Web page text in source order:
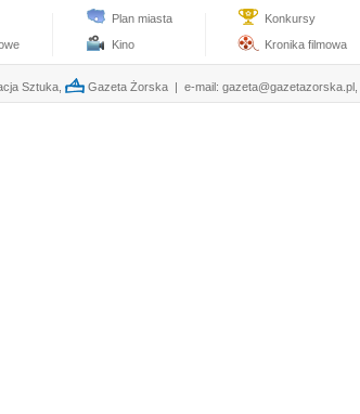
Plan miasta
Kino
Konkursy
Kronika filmowa
Sztuka, Gazeta Żorska | e-mail: gazeta@gazetazorska.pl